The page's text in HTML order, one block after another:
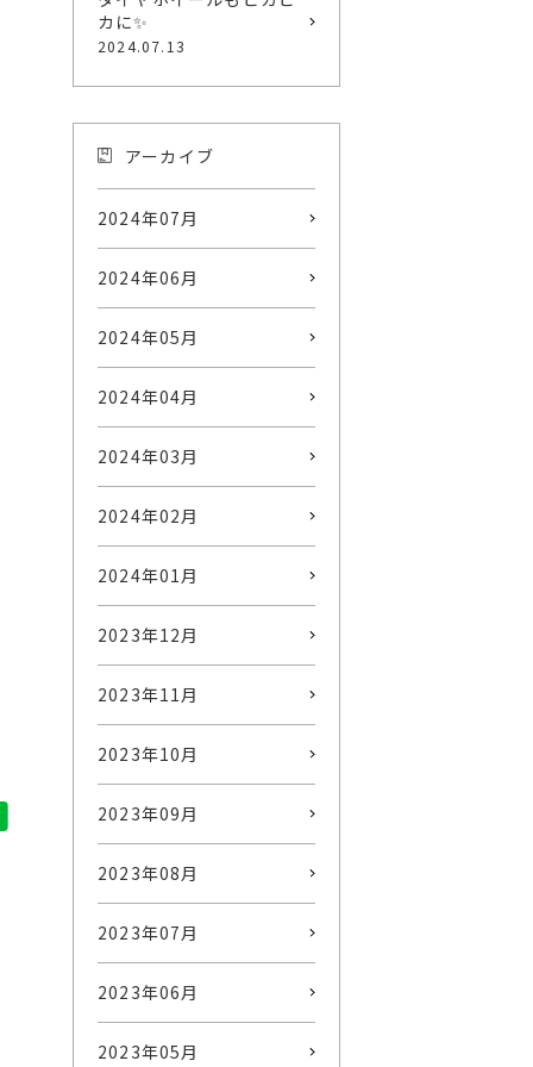
カに✨
2024.07.13
アーカイブ
2024年07月
2024年06月
2024年05月
2024年04月
2024年03月
2024年02月
2024年01月
2023年12月
2023年11月
2023年10月
2023年09月
2023年08月
2023年07月
2023年06月
2023年05月